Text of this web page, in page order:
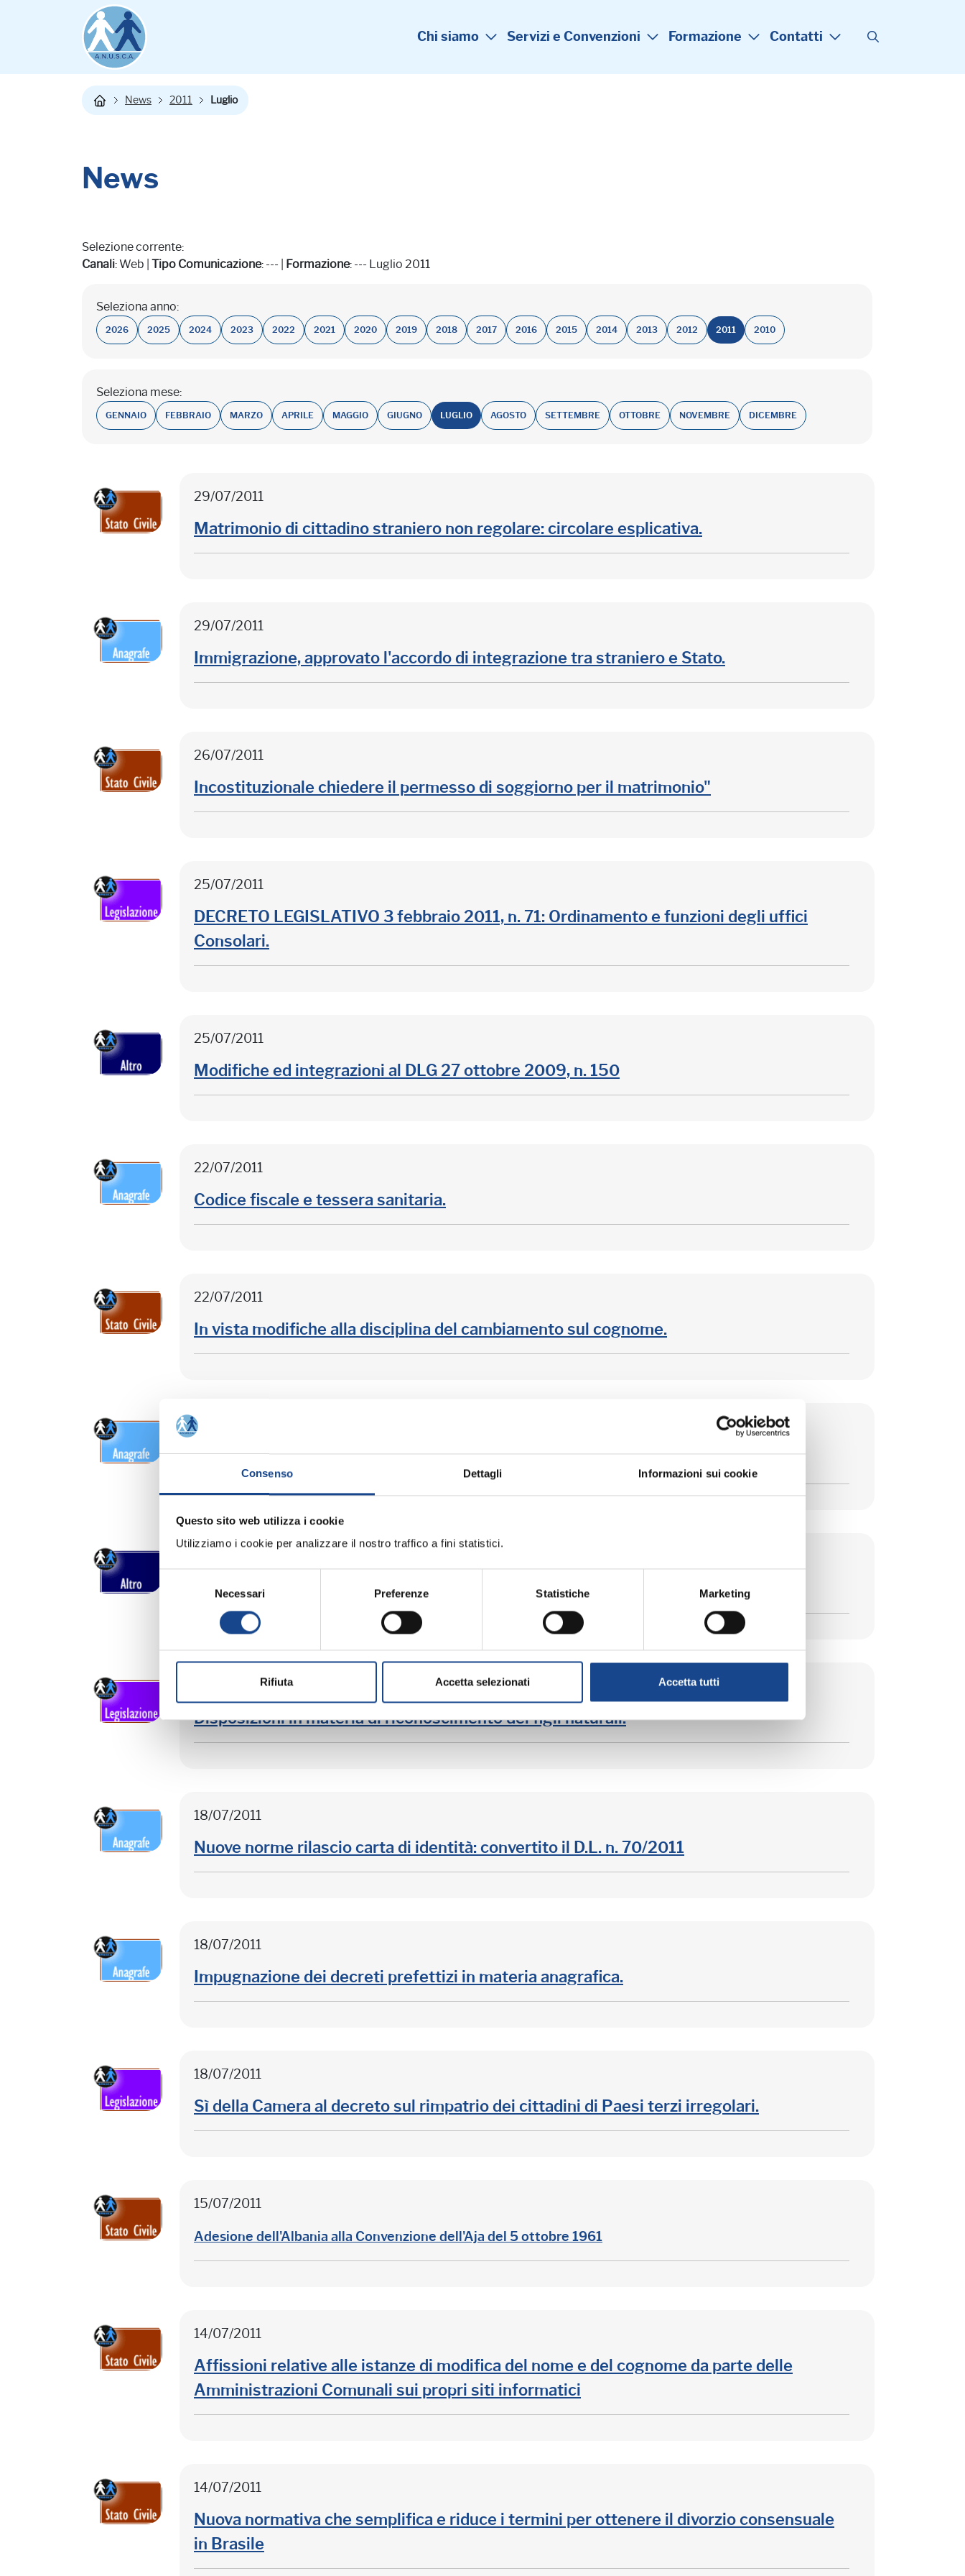
Consenso Dettagli Informazioni sui cookie
Questo sito web utilizza i cookie
Utilizziamo i cookie per analizzare il nostro traffico a fini statistici.
Necessari Preferenze Statistiche Marketing
Rifiuta Accetta selezionati Accetta tutti
Chi siamo Servizi e Convenzioni Formazione Contatti
News 2011 Luglio
News
Selezione corrente:
Canali: Web | Tipo Comunicazione: --- | Formazione: --- Luglio 2011
Seleziona anno:
2026 2025 2024 2023 2022 2021 2020 2019 2018 2017 2016 2015 2014 2013 2012 2011 2010
Seleziona mese:
GENNAIO FEBBRAIO MARZO APRILE MAGGIO GIUGNO LUGLIO AGOSTO SETTEMBRE OTTOBRE NOVEMBRE DICEMBRE
29/07/2011
Matrimonio di cittadino straniero non regolare: circolare esplicativa.
29/07/2011
Immigrazione, approvato l'accordo di integrazione tra straniero e Stato.
26/07/2011
Incostituzionale chiedere il permesso di soggiorno per il matrimonio"
25/07/2011
DECRETO LEGISLATIVO 3 febbraio 2011, n. 71: Ordinamento e funzioni degli uffici
Consolari.
25/07/2011
Modifiche ed integrazioni al DLG 27 ottobre 2009, n. 150
22/07/2011
Codice fiscale e tessera sanitaria.
22/07/2011
In vista modifiche alla disciplina del cambiamento sul cognome.
21/07/2011
Assistenza sanitaria per italiani all'estero e per gli stranieri in Italia.
19/07/2011
Disposizioni in materia di riconoscimento dei figli naturali.
18/07/2011
Nuove norme rilascio carta di identità: convertito il D.L. n. 70/2011
18/07/2011
Impugnazione dei decreti prefettizi in materia anagrafica.
18/07/2011
Sì della Camera al decreto sul rimpatrio dei cittadini di Paesi terzi irregolari.
15/07/2011
Adesione dell'Albania alla Convenzione dell'Aja del 5 ottobre 1961
14/07/2011
Affissioni relative alle istanze di modifica del nome e del cognome da parte delle
Amministrazioni Comunali sui propri siti informatici
14/07/2011
Nuova normativa che semplifica e riduce i termini per ottenere il divorzio consensuale
in Brasile